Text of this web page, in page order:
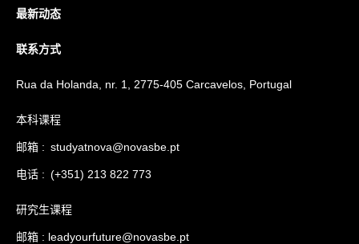
最新动态
联系方式
Rua da Holanda, nr. 1, 2775-405 Carcavelos, Portugal
本科课程
邮箱 : studyatnova@novasbe.pt
电话 : (+351) 213 822 773
研究生课程
邮箱 : leadyourfuture@novasbe.pt